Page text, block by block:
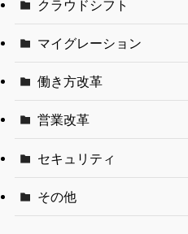
クラウドシフト
マイグレーション
働き方改革
営業改革
セキュリティ
その他